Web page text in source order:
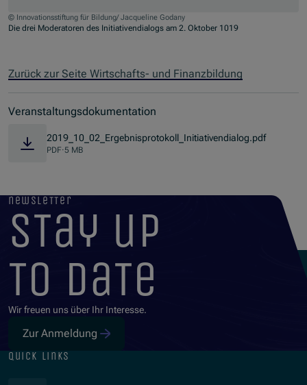
© Innovationsstiftung für Bildung/ Jacqueline Godany
Die drei Moderatoren des Initiativendialogs am 2. Oktober 1019
Zurück zur Seite Wirtschafts- und Finanzbildung
Veranstaltungsdokumentation
2019_10_02_Ergebnisprotokoll_Initiativendialog.pdf
PDF·5 MB
newsletter
stay up
to date
Wir freuen uns über Ihr Interesse.
Zur Anmeldung
quick links